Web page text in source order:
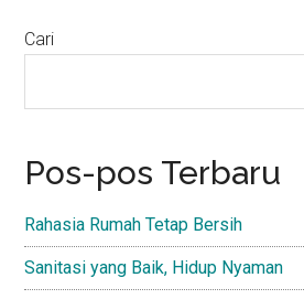
Primary
Cari
Pos-pos Terbaru
Rahasia Rumah Tetap Bersih
Sanitasi yang Baik, Hidup Nyaman